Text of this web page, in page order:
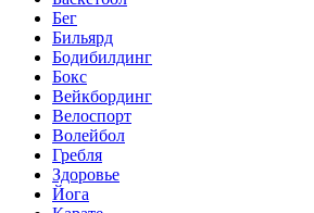
Бег
Бильярд
Бодибилдинг
Бокс
Вейкбординг
Велоспорт
Волейбол
Гребля
Здоровье
Йога